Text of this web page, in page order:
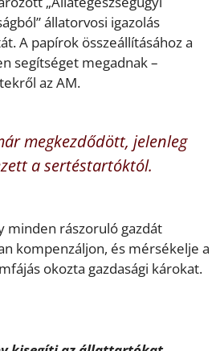
állatorvosi igazolás
A papírok összeállításához a
segítséget megadnak –
az AM.
megkezdődött, jelenleg
a sertéstartóktól.
minden rászoruló gazdát
kompenzáljon, és mérsékelje a
okozta gazdasági károkat.